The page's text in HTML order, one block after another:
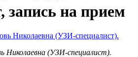
запись на прием
Николаевна (УЗИ-специалист).